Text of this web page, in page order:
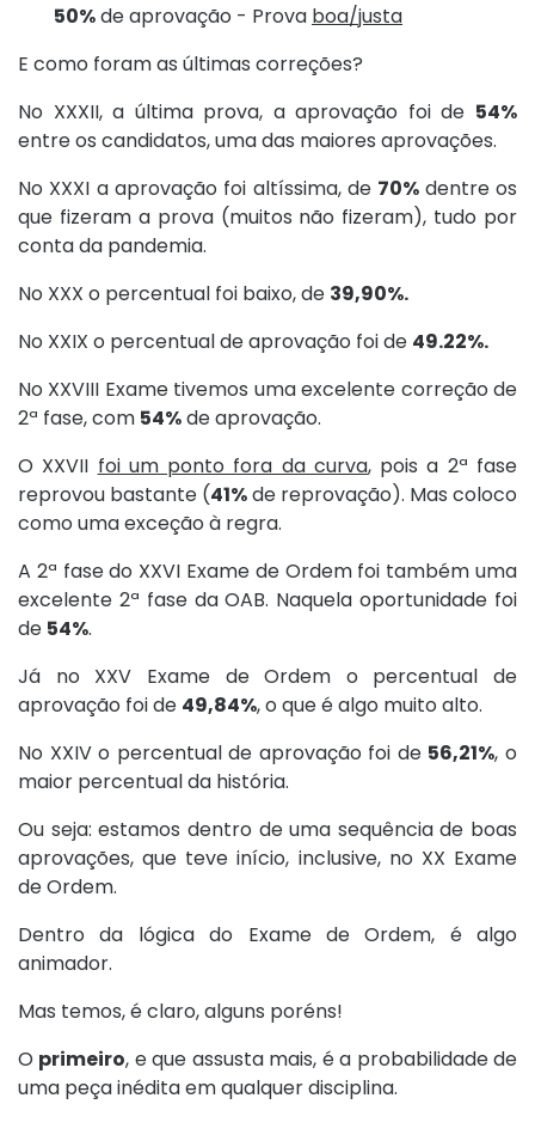
50%de aprovação - Prova boa/justa
E como foram as últimas correções?
No XXXII, a última prova, a aprovação foi de 54%
entre os candidatos, uma das maiores aprovações.
No XXXI a aprovação foi altíssima, de 70% dentre os
que fizeram a prova (muitos não fizeram), tudo por
conta da pandemia.
No XXX o percentual foi baixo, de 39,90%.
No XXIX o percentual de aprovação foi de 49.22%.
No XXVIII Exame tivemos uma excelente correção de
2ª fase, com 54%de aprovação.
O XXVII foi um ponto fora da curva, pois a 2ª fase
reprovou bastante (41%de reprovação). Mas coloco
como uma exceção à regra.
A 2ª fase do XXVI Exame de Ordem foi também uma
excelente 2ª fase da OAB. Naquela oportunidade foi
de 54%.
Já no XXV Exame de Ordem o percentual de
aprovação foi de 49,84%, o que é algo muito alto.
No XXIV o percentual de aprovação foi de 56,21%, o
maior percentual da história.
Ou seja: estamos dentro de uma sequência de boas
aprovações, que teve início, inclusive, no XX Exame
de Ordem.
Dentro da lógica do Exame de Ordem, é algo
animador.
Mas temos, é claro, alguns poréns!
O primeiro, e que assusta mais, é a probabilidade de
uma peça inédita em qualquer disciplina.